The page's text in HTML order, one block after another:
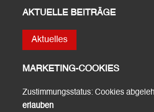
AKTUELLE BEITRÄGE
Aktuelles
MARKETING-COOKIES
Zustimmungsstatus: Cookies
erlauben